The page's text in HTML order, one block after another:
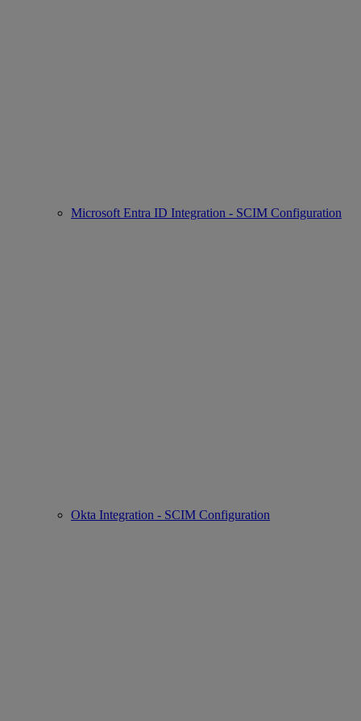
Microsoft Entra ID Integration - SCIM Configuration
Okta Integration - SCIM Configuration